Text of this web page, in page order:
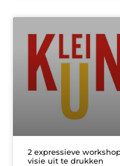
2 expressieve
visie uit te drukken